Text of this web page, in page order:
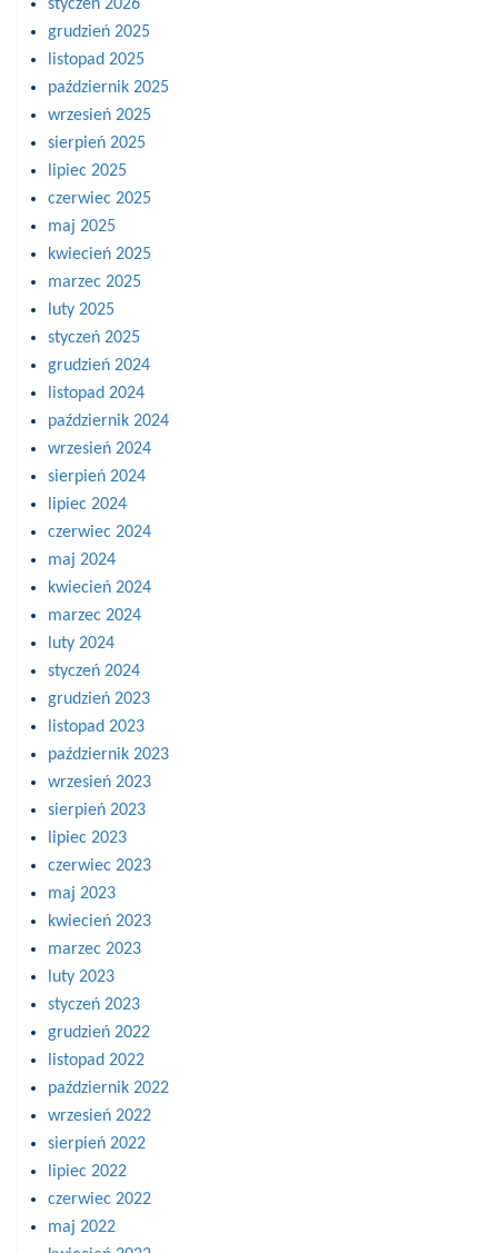
styczeń 2026
grudzień 2025
listopad 2025
październik 2025
wrzesień 2025
sierpień 2025
lipiec 2025
czerwiec 2025
maj 2025
kwiecień 2025
marzec 2025
luty 2025
styczeń 2025
grudzień 2024
listopad 2024
październik 2024
wrzesień 2024
sierpień 2024
lipiec 2024
czerwiec 2024
maj 2024
kwiecień 2024
marzec 2024
luty 2024
styczeń 2024
grudzień 2023
listopad 2023
październik 2023
wrzesień 2023
sierpień 2023
lipiec 2023
czerwiec 2023
maj 2023
kwiecień 2023
marzec 2023
luty 2023
styczeń 2023
grudzień 2022
listopad 2022
październik 2022
wrzesień 2022
sierpień 2022
lipiec 2022
czerwiec 2022
maj 2022